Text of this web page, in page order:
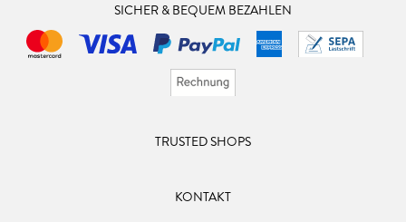
SICHER & BEQUEM BEZAHLEN
TRUSTED SHOPS
KONTAKT